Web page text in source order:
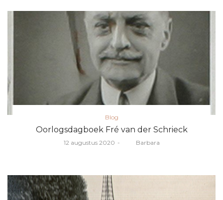
Posted
in
Blog
Oorlogsdagboek Fré van der Schrieck
Posted
12 augustus 2020 Barbara